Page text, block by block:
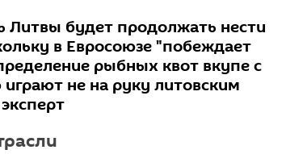
Литвы будет продолжать нести
в Евросоюзе "побеждает
рыбных квот вкупе с
не на руку литовским